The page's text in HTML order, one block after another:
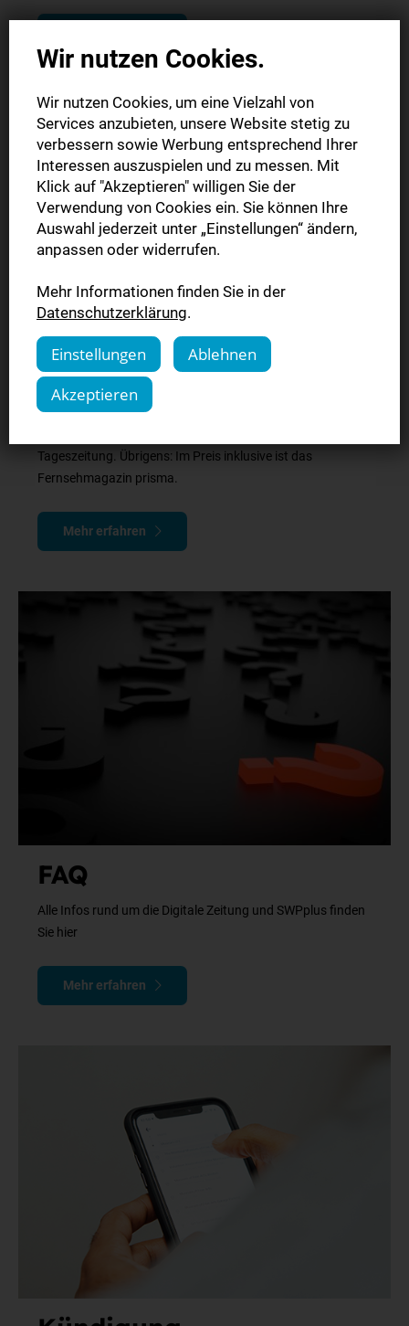
Preise
Ob gedruckt oder digital, täglich oder nur am Wochenende:
Tageszeitung. Übrigens: Im Preis inklusive ist das
Fernsehmagazin prisma.
Mehr erfahren
FAQ
Alle Infos rund um die Digitale Zeitung und SWPplus finden
Sie hier
Mehr erfahren
Wir nutzen Cookies.
Wir nutzen Cookies, um eine Vielzahl von
Services anzubieten, unsere Website stetig zu
verbessern sowie Werbung entsprechend Ihrer
Interessen auszuspielen und zu messen. Mit
Klick auf "Akzeptieren" willigen Sie der
Verwendung von Cookies ein. Sie können Ihre
Auswahl jederzeit unter „Einstellungen“ ändern,
anpassen oder widerrufen.
Mehr Informationen finden Sie in der
Datenschutzerklärung.
Einstellungen
Ablehnen
Akzeptieren